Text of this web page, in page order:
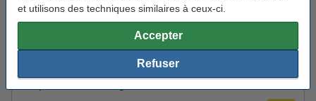
et utilisons des techniques similaires à ceux-ci.
Accepter
Refuser
Économisez jusqu'à35%avec notre marque propre